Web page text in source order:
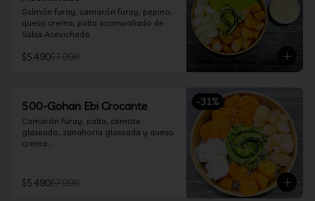
Salmón furay, camarón furay, pepino,
queso crema, palta acompañado de
Salsa Acevichada.
$5.490$7.990
-31%
500-Gohan Ebi Crocante
Camarón furay, palta, camote
glaseado, zanahoria glaseada y queso
crema.
$5.490$7.990